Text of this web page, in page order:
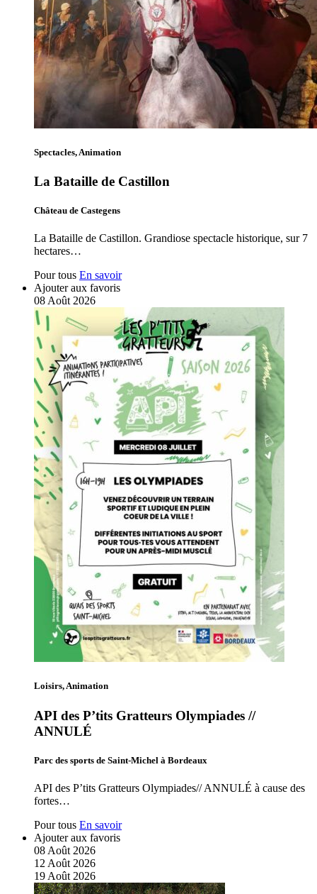
Spectacles, Animation
La Bataille de Castillon
Château de Castegens
La Bataille de Castillon. Grandiose spectacle historique, sur 7
hectares…
Pour tous En savoir
Ajouter aux favoris
08 Août 2026
Loisirs, Animation
API des P’tits Gratteurs Olympiades //
ANNULÉ
Parc des sports de Saint-Michel à Bordeaux
API des P’tits Gratteurs Olympiades// ANNULÉ à cause des
fortes…
Pour tous En savoir
Ajouter aux favoris
08 Août 2026
12 Août 2026
19 Août 2026